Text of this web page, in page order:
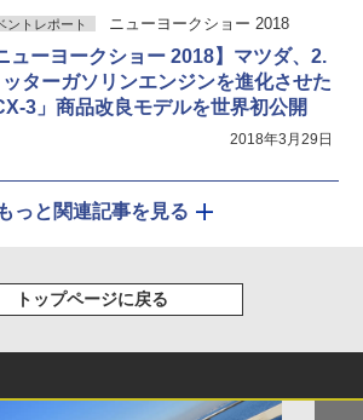
ントレポート ニューヨークショー 2018
ューヨークショー 2018】マツダ、2.
ターガソリンエンジンを進化させた
3」商品改良モデルを世界初公開
2018年3月29日
もっと関連記事を見る
トップページに戻る